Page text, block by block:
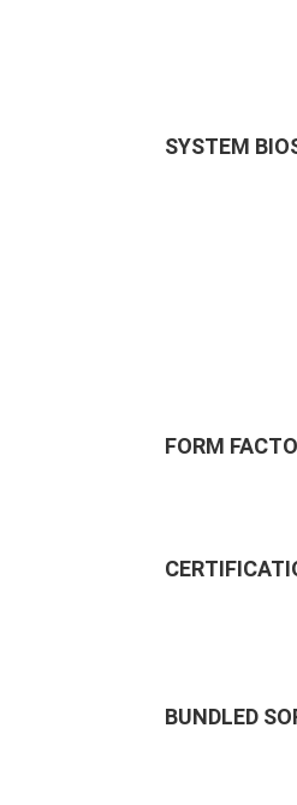
SYSTEM
FORM
BUNDLED